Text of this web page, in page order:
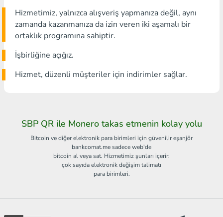
Hizmetimiz, yalnızca alışveriş yapmanıza değil, aynı
zamanda kazanmanıza da izin veren iki aşamalı bir
ortaklık programına sahiptir.
İşbirliğine açığız.
Hizmet, düzenli müşteriler için indirimler sağlar.
SBP QR ile Monero takas etmenin kolay yolu
Bitcoin ve diğer elektronik para birimleri için güvenilir eşanjör
bankcomat.me sadece web'de
bitcoin al veya sat. Hizmetimiz şunları içerir:
çok sayıda elektronik değişim talimatı
para birimleri.